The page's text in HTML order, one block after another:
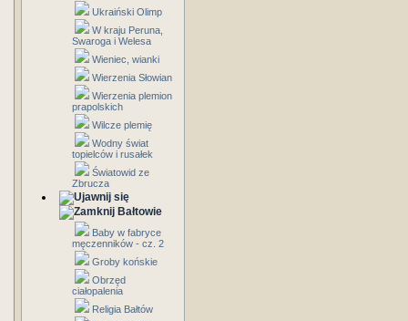
Ukraiński Olimp
W kraju Peruna,
Swaroga i Welesa
Wieniec, wianki
Wierzenia Słowian
Wierzenia plemion
prapolskich
Wilcze plemię
Wodny świat
topielców i rusałek
Światowid ze
Zbrucza
Bałtowie
Baby w fabryce
męczenników - cz. 2
Groby końskie
Obrzęd
ciałopalenia
Religia Bałtów